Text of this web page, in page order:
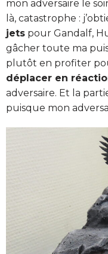
mon adversaire le
là, catastrophe :
jets pour Gandalf,
gâcher toute ma
plutôt en profiter
déplacer en
adversaire. Et la
puisque mon